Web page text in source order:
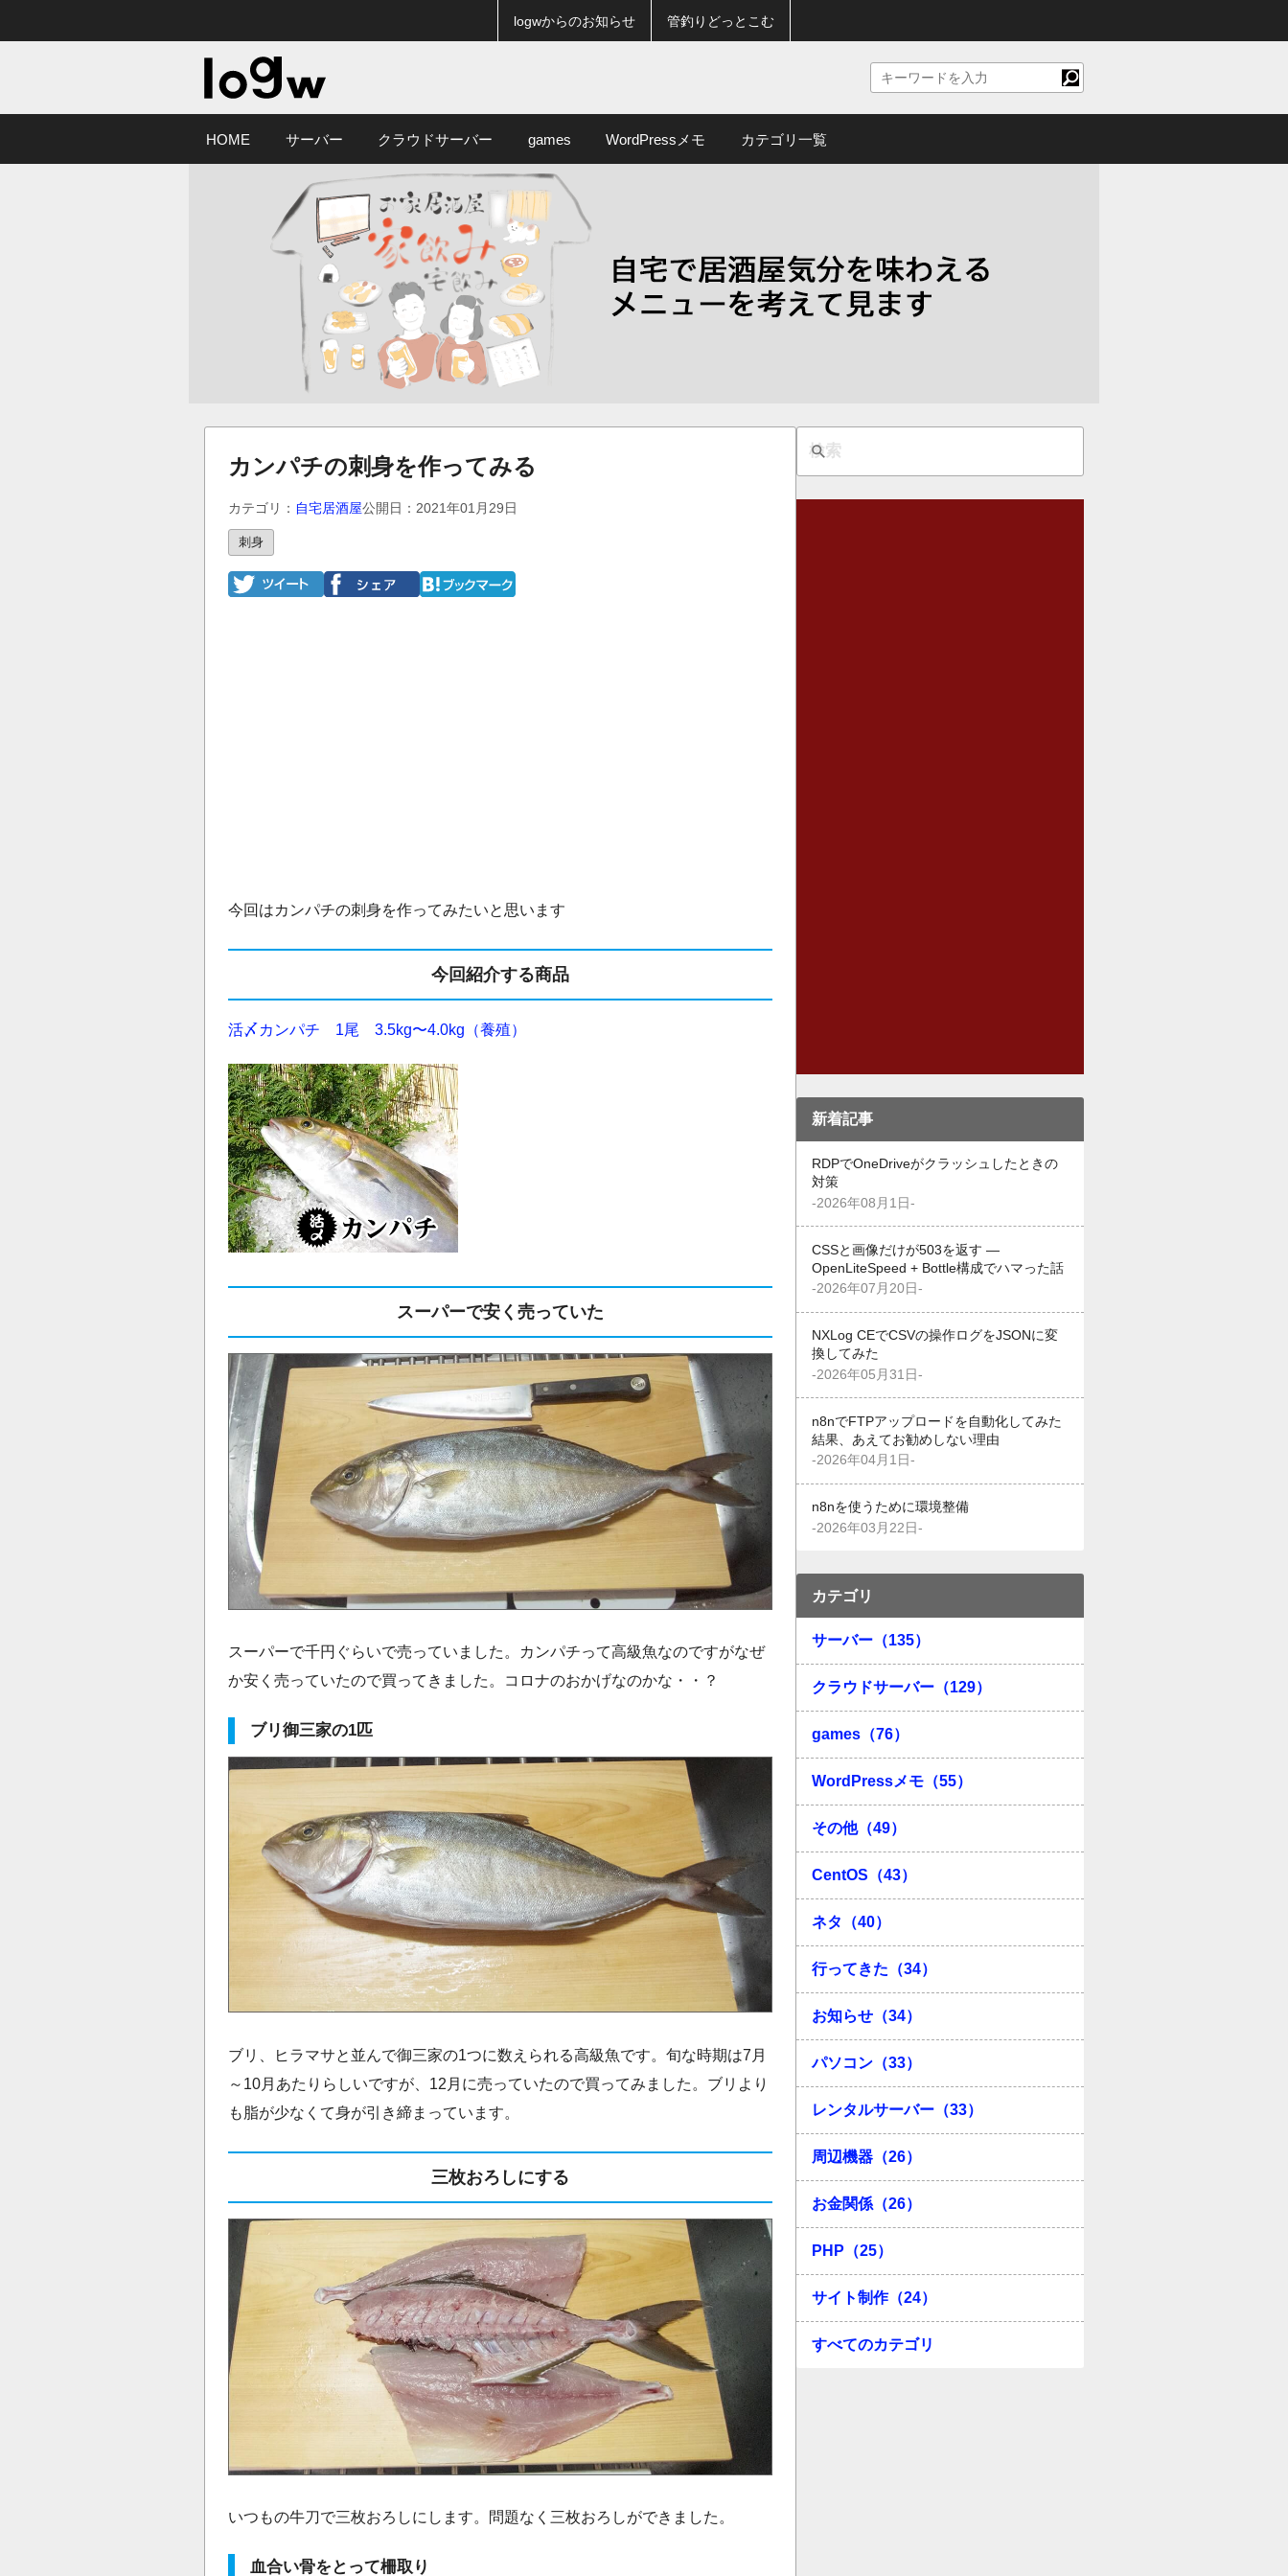
logwからのお知らせ 管釣りどっとこむ
HOME サーバー クラウドサーバー games WordPressメモ カテゴリ一覧
カンパチの刺身を作ってみる
カテゴリ： 自宅居酒屋公開日：2021年01月29日
刺身
今回はカンパチの刺身を作ってみたいと思います
今回紹介する商品
活〆カンパチ 1尾 3.5kg〜4.0kg（養殖）
スーパーで安く売っていた
スーパーで千円ぐらいで売っていました。カンパチって高級魚なのですがなぜ
か安く売っていたので買ってきました。コロナのおかげなのかな・・？
ブリ御三家の1匹
ブリ、ヒラマサと並んで御三家の1つに数えられる高級魚です。旬な時期は7月
～10月あたりらしいですが、12月に売っていたので買ってみました。ブリより
も脂が少なくて身が引き締まっています。
三枚おろしにする
いつもの牛刀で三枚おろしにします。問題なく三枚おろしができました。
血合い骨をとって柵取り
新着記事
RDPでOneDriveがクラッシュしたときの
対策
-2026年08月1日-
CSSと画像だけが503を返す —
OpenLiteSpeed + Bottle構成でハマった話
-2026年07月20日-
NXLog CEでCSVの操作ログをJSONに変
換してみた
-2026年05月31日-
n8nでFTPアップロードを自動化してみた
結果、あえてお勧めしない理由
-2026年04月1日-
n8nを使うために環境整備
-2026年03月22日-
カテゴリ
サーバー（135）
クラウドサーバー（129）
games（76）
WordPressメモ（55）
その他（49）
CentOS（43）
ネタ（40）
行ってきた（34）
お知らせ（34）
パソコン（33）
レンタルサーバー（33）
周辺機器（26）
お金関係（26）
PHP（25）
サイト制作（24）
すべてのカテゴリ